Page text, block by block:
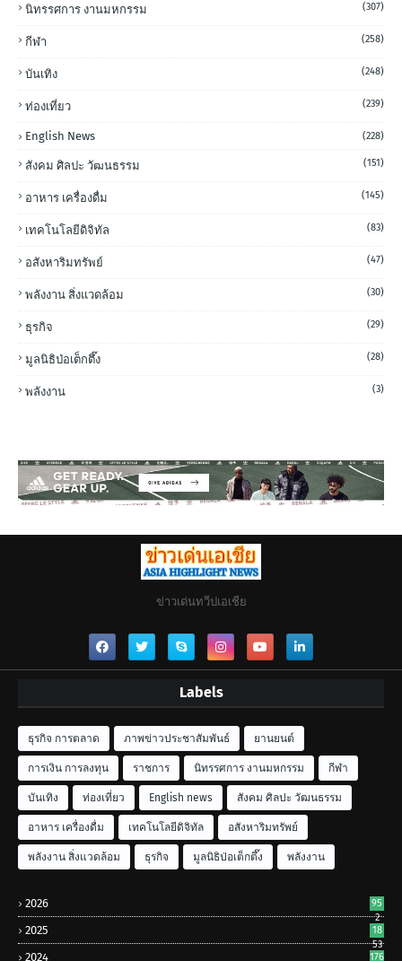
นิทรรศการ งานมหกรรม (307)
กีฬา (258)
บันเทิง (248)
ท่องเที่ยว (239)
English News (228)
สังคม ศิลปะ วัฒนธรรม (151)
อาหาร เครื่องดื่ม (145)
เทคโนโลยีดิจิทัล (83)
อสังหาริมทรัพย์ (47)
พลังงาน สิ่งแวดล้อม (30)
ธุรกิจ (29)
มูลนิธิป่อเต็กตึ๊ง (28)
พลังงาน (3)
ข่าวเด่นทวีปเอเชีย
Labels
ธุรกิจ การตลาด ภาพข่าวประชาสัมพันธ์ ยานยนต์
การเงิน การลงทุน ราชการ นิทรรศการ งานมหกรรม กีฬา
บันเทิง ท่องเที่ยว English news สังคม ศิลปะ วัฒนธรรม
อาหาร เครื่องดื่ม เทคโนโลยีดิจิทัล อสังหาริมทรัพย์
พลังงาน สิ่งแวดล้อม ธุรกิจ มูลนิธิป่อเต็กตึ๊ง พลังงาน
2026
95
2
2025
18
53
2024 176